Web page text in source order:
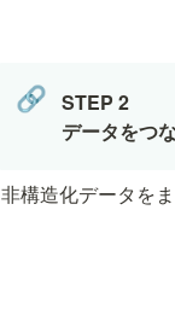
🔗 STEP 2
データをつ
非構造化データを